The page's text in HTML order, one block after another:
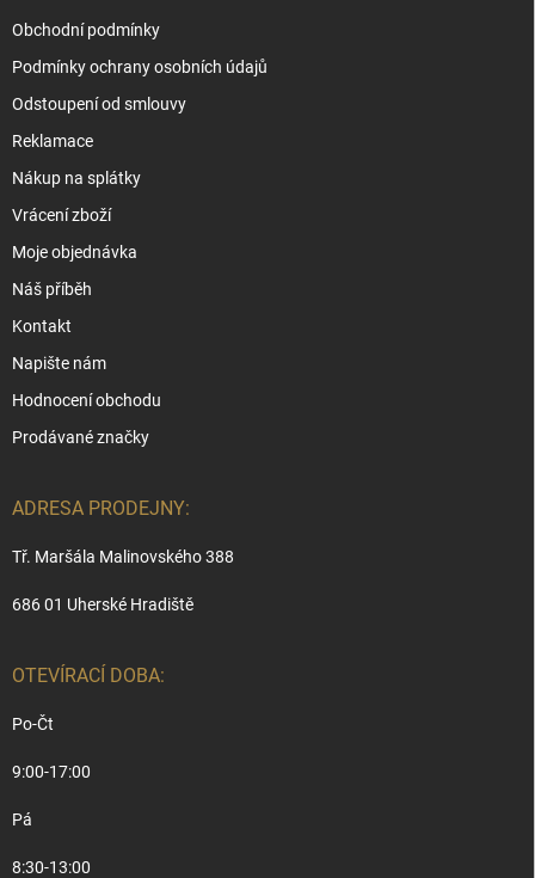
Obchodní podmínky
Podmínky ochrany osobních údajů
Odstoupení od smlouvy
Reklamace
Nákup na splátky
Vrácení zboží
Moje objednávka
Náš příběh
Kontakt
Napište nám
Hodnocení obchodu
Prodávané značky
ADRESA PRODEJNY:
Tř. Maršála Malinovského 388
686 01 Uherské Hradiště
OTEVÍRACÍ DOBA:
Po-Čt
9:00-17:00
Pá
8:30-13:00